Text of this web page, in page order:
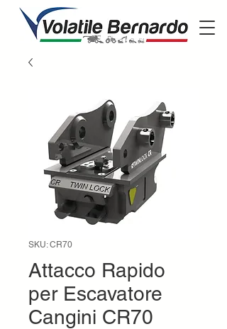
SKU: CR70
Attacco Rapido
per Escavatore
Cangini CR70